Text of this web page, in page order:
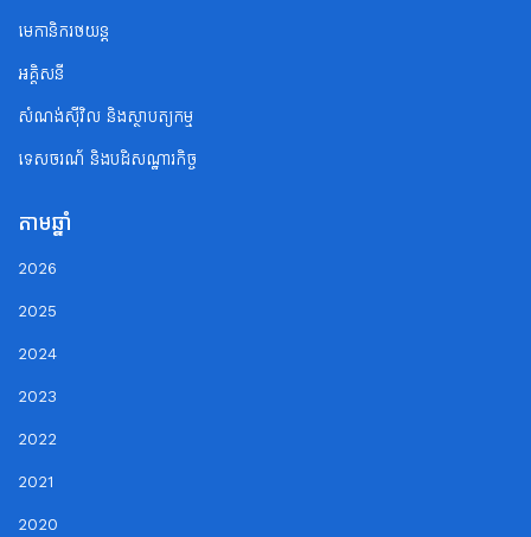
មេកានិករថយន្ត
អគ្គិសនី
សំណង់ស៊ីវិល និងស្ថាបត្យកម្ម
ទេសចរណ័ និងបដិសណ្ឋារកិច្ច
តាមឆ្នាំ
2026
2025
2024
2023
2022
2021
2020